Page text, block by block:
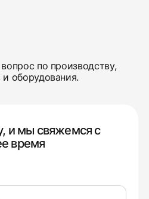
по производству,
оборудования.
и мы свяжемся с
время